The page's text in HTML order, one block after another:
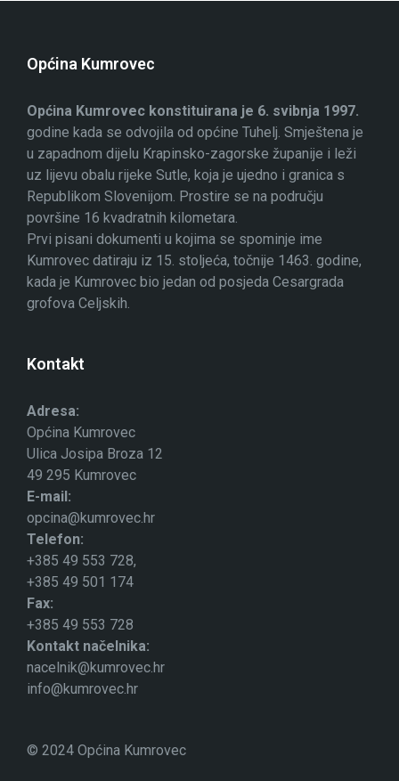
Općina Kumrovec
Općina Kumrovec konstituirana je 6. svibnja 1997.
godine kada se odvojila od općine Tuhelj. Smještena je
u zapadnom dijelu Krapinsko-zagorske županije i leži
uz lijevu obalu rijeke Sutle, koja je ujedno i granica s
Republikom Slovenijom. Prostire se na području
površine 16 kvadratnih kilometara.
Prvi pisani dokumenti u kojima se spominje ime
Kumrovec datiraju iz 15. stoljeća, točnije 1463. godine,
kada je Kumrovec bio jedan od posjeda Cesargrada
grofova Celjskih.
Kontakt
Adresa:
Općina Kumrovec
Ulica Josipa Broza 12
49 295 Kumrovec
E-mail:
opcina@kumrovec.hr
Telefon:
+385 49 553 728,
+385 49 501 174
Fax:
+385 49 553 728
Kontakt načelnika:
nacelnik@kumrovec.hr
info@kumrovec.hr
© 2024 Općina Kumrovec